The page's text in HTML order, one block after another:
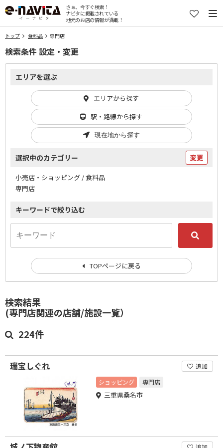
さぁ、今すぐ検索！
ナビタに掲載されている
地元のお店の情報が満載！
トップ 食料品 専門店
検索結果
(専門店関連の店舗/施設一覧）
224件
瑞宝しぐれ
追加
ショッピング
専門店
三重県桑名市
検索条件 設定・変更
エリアを選ぶ
エリアから探す
駅・路線から探す
現在地から探す
選択中のカテゴリー 変更
小売店・ショッピング / 食料品
専門店
キーワードで絞り込む
TOPページに戻る